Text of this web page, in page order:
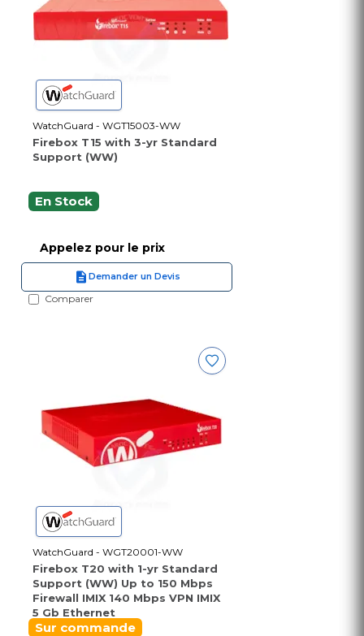
WatchGuard - WGT15003-WW
Firebox T15 with 3-yr Standard
Support (WW)
En Stock
Appelez pour le prix
Demander un Devis
Comparer
WatchGuard - WGT20001-WW
Firebox T20 with 1-yr Standard
Support (WW) Up to 150 Mbps
Firewall IMIX 140 Mbps VPN IMIX
5 Gb Ethernet
Sur commande